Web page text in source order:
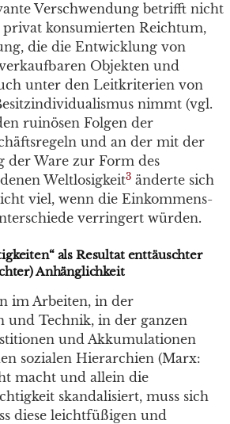
Verschwendung betrifft nicht
konsumierten Reichtum,
die die Entwicklung von
Objekten und
unter den Leitkriterien von
nimmt (vgl.
ruinösen Folgen der
und an der mit der
der Ware zur Form des
Weltlosigkeit3 änderte sich
viel, wenn die Einkommens-
verringert würden.
als Resultat enttäuschter
Anhänglichkeit
im Arbeiten, in der
und Technik, in der ganzen
und Akkumulationen
sozialen Hierarchien (Marx:
macht und allein die
skandalisiert, muss sich
diese leichtfüßigen und